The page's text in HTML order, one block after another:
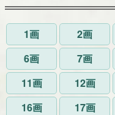
1画 2画
6画
7画
11画
12画
16画
17画